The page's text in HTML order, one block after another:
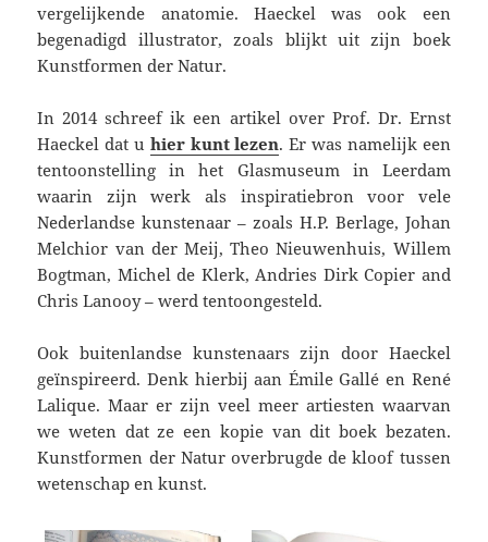
vergelijkende anatomie. Haeckel was ook een
begenadigd illustrator, zoals blijkt uit zijn boek
Kunstformen der Natur.
In 2014 schreef ik een artikel over Prof. Dr. Ernst
Haeckel dat u hier kunt lezen. Er was namelijk een
tentoonstelling in het Glasmuseum in Leerdam
waarin zijn werk als inspiratiebron voor vele
Nederlandse kunstenaar – zoals H.P. Berlage, Johan
Melchior van der Meij, Theo Nieuwenhuis, Willem
Bogtman, Michel de Klerk, Andries Dirk Copier and
Chris Lanooy – werd tentoongesteld.
Ook buitenlandse kunstenaars zijn door Haeckel
geïnspireerd. Denk hierbij aan Émile Gallé en René
Lalique. Maar er zijn veel meer artiesten waarvan
we weten dat ze een kopie van dit boek bezaten.
Kunstformen der Natur overbrugde de kloof tussen
wetenschap en kunst.